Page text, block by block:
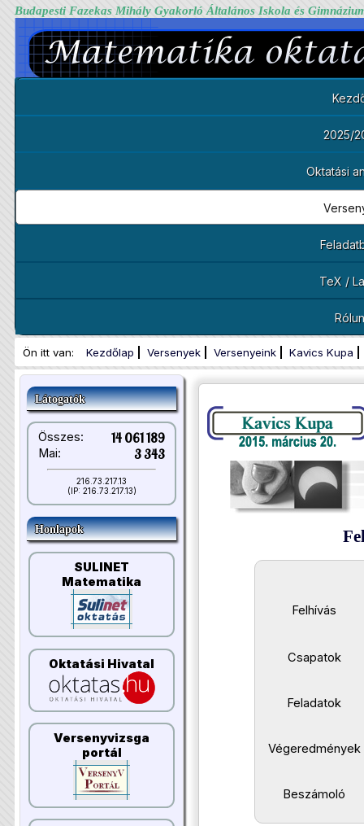
Budapesti Fazekas Mihály Gyakorló Általános Iskola és
2025/
Oktatási
TeX /
Ön itt van: Kezdőlap Versenyek Versenyeink Kavics Kupa
Látogatók
Összes: 14 061 189
Mai: 3 343
216.73.217.13
(IP: 216.73.217.13)
Honlapok
SULINET
Matematika
Oktatási Hivatal
Versenyvizsga
portál
Felhívás
Csapatok
Feladatok
Végeredmények
Beszámoló